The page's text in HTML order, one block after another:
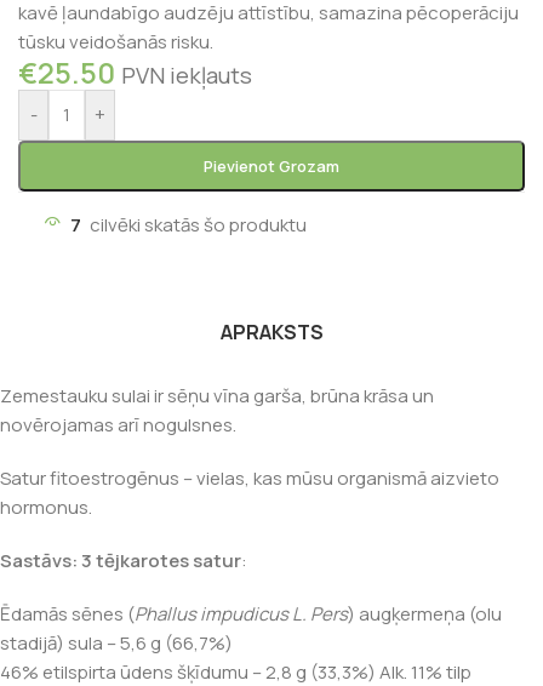
kavē ļaundabīgo audzēju attīstību, samazina pēcoperāciju
tūsku veidošanās risku.
€25.50 PVN iekļauts
- +
Pievienot Grozam
7 cilvēki skatās šo produktu
APRAKSTS
Zemestauku sulai ir sēņu vīna garša, brūna krāsa un
novērojamas arī nogulsnes.
Satur fitoestrogēnus – vielas, kas mūsu organismā aizvieto
hormonus.
Sastāvs: 3 tējkarotes satur:
Ēdamās sēnes (Phallus impudicus L. Pers) augķermeņa (olu
stadijā) sula – 5,6 g (66,7%)
46% etilspirta ūdens šķīdumu – 2,8 g (33,3%) Alk. 11% tilp